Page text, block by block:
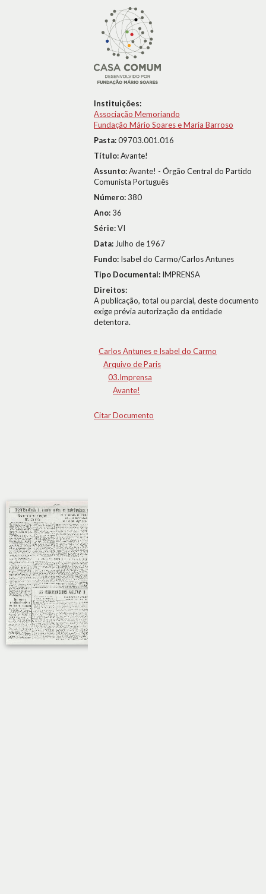
Instituições:
Associação Memoriando
Fundação Mário Soares e Maria Barroso
Pasta:09703.001.016
Título:Avante!
Assunto:Avante! - Órgão Central do Partido
Comunista Português
Número:380
Ano:36
Série:VI
Data: Julho de 1967
Fundo: Isabel do Carmo/Carlos Antunes
Tipo Documental: IMPRENSA
Direitos:
A publicação, total ou parcial, deste documento
exige prévia autorização da entidade
detentora.
Carlos Antunes e Isabel do Carmo
Arquivo de Paris
03.Imprensa
Avante!
Citar Documento